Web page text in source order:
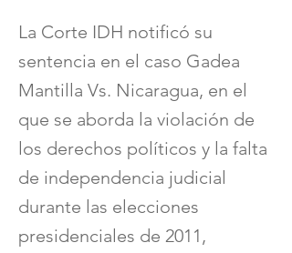
La Corte IDH notificó su
sentencia en el caso Gadea
Mantilla Vs. Nicaragua, en el
que se aborda la violación de
los derechos políticos y la falta
de independencia judicial
durante las elecciones
presidenciales de 2011,